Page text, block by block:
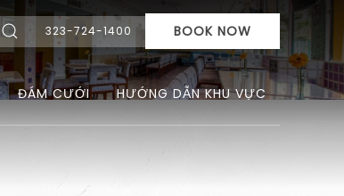
323-724-1400 BOOK NOW
ĐÁM CƯỚI HƯỚNG DẪN KHU VỰC